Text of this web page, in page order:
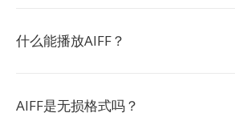
什么能播放AIFF？
AIFF是无损格式吗？